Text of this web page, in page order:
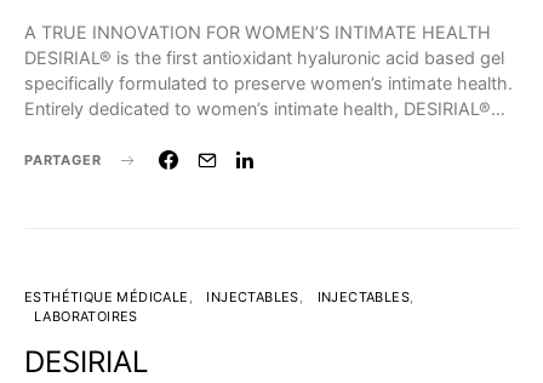
A TRUE INNOVATION FOR WOMEN’S INTIMATE HEALTH
DESIRIAL® is the first antioxidant hyaluronic acid based gel
specifically formulated to preserve women’s intimate health.
Entirely dedicated to women’s intimate health, DESIRIAL®…
PARTAGER
ESTHÉTIQUE MÉDICALE INJECTABLES
INJECTABLES
LABORATOIRES
DESIRIAL